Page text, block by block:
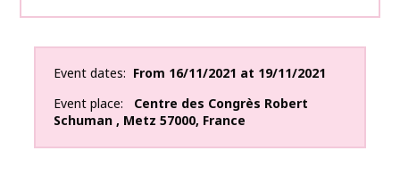
Event dates From 16/11/2021 at 19/11/2021
Event place
Centre des Congrès Robert
Schuman , Metz 57000, France